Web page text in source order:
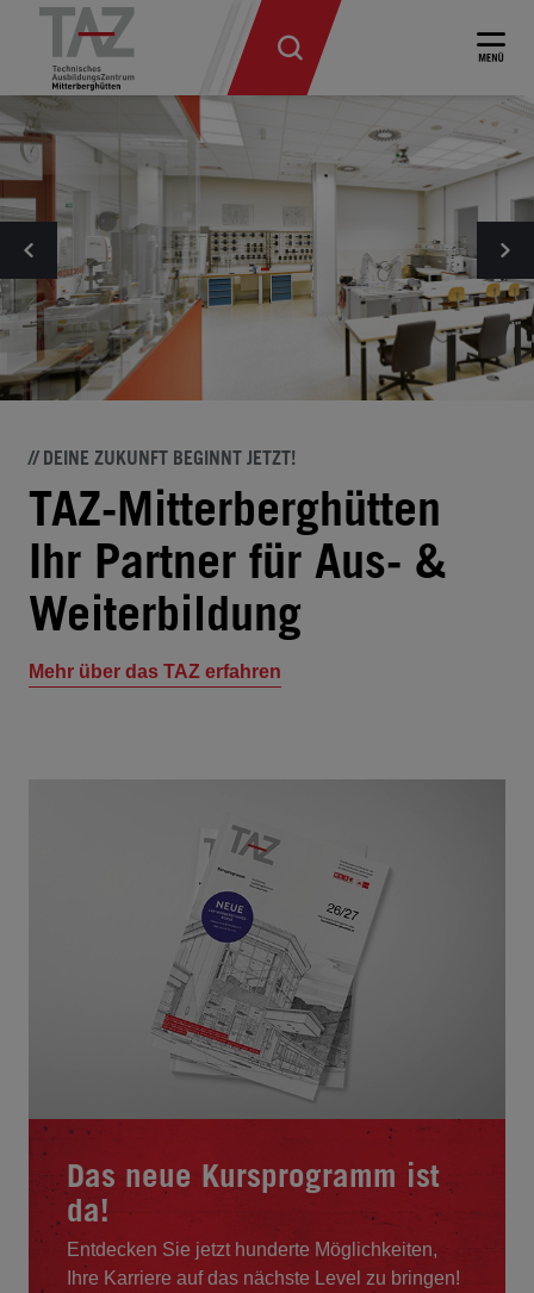
// DEINE ZUKUNFT BEGINNT JETZT!
TAZ-Mitterberghütten
Ihr Partner für Aus- &
Weiterbildung
Mehr über das TAZ erfahren
Das neue Kursprogramm ist
da!
Entdecken Sie jetzt hunderte Möglichkeiten,
Ihre Karriere auf das nächste Level zu bringen!